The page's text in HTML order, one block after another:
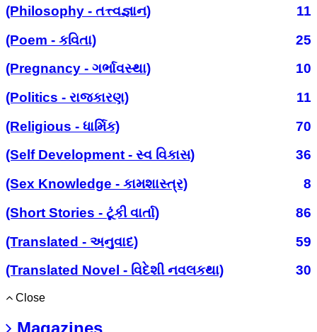
(Philosophy - તત્ત્વજ્ઞાન)
11
(Poem - કવિતા)
25
(Pregnancy - ગર્ભાવસ્થા)
10
(Politics - રાજકારણ)
11
(Religious - ધાર્મિક)
70
(Self Development - સ્વ વિકાસ)
36
(Sex Knowledge - કામશાસ્ત્ર)
8
(Short Stories - ટૂંકી વાર્તા)
86
(Translated - અનુવાદ)
59
(Translated Novel - વિદેશી નવલકથા)
30
Close
Magazines